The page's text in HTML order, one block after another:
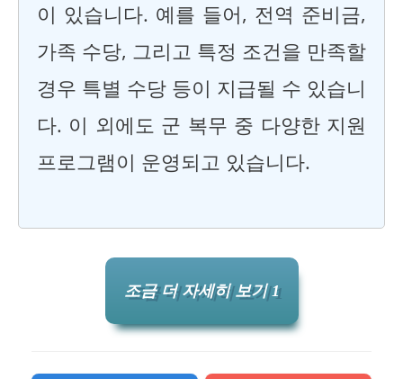
이 있습니다. 예를 들어, 전역 준비금,
가족 수당, 그리고 특정 조건을 만족할
경우 특별 수당 등이 지급될 수 있습니
다. 이 외에도 군 복무 중 다양한 지원
프로그램이 운영되고 있습니다.
조금 더 자세히 보기 1